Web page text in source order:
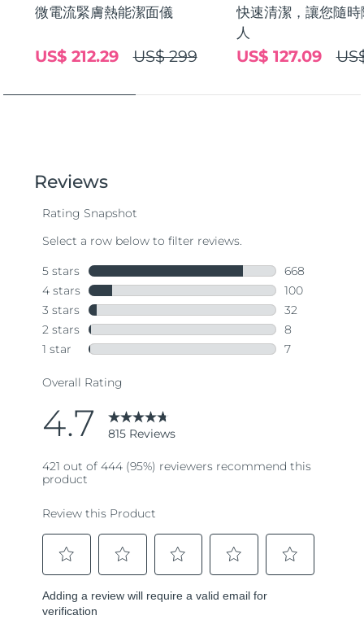
微電流緊膚熱能潔面儀
US$ 299
US$ 212.29
快速清潔，讓您隨
人
US$ 127.09